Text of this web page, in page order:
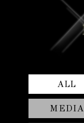
ALL
MEDIA